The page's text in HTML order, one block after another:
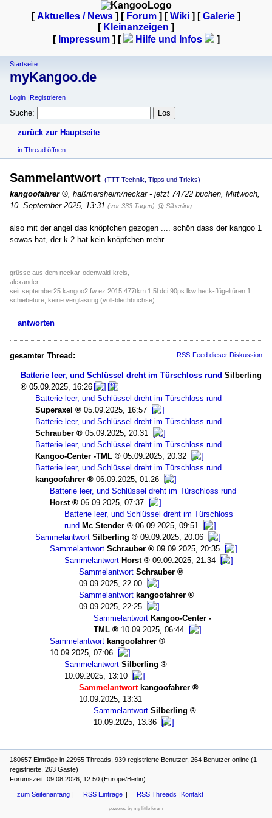
[Aktuelles / News ] [ Forum ] [Wiki ] [Galerie ]
[ Kleinanzeigen ]
[ Impressum] [ Hilfe und Infos ]
Startseite
myKangoo.de
Login Registrieren
Suche:
zurück zur Hauptseite
in Thread öffnen
Sammelantwort (TTT-Technik, Tipps und Tricks)
kangoofahrer haßmersheim/neckar - jetzt 74722 buchen Mittwoch,
10. September 2025, 13:31 (vor 333 Tagen) @ Silberling
also mit der angel das knöpfchen gezogen .... schön dass der kangoo 1
sowas hat, der k 2 hat kein knöpfchen mehr
--
grüsse aus dem neckar-odenwald-kreis,
alexander
seit september25 kangoo2 fw ez 2015 477tkm 1,5l dci 90ps lkw heck-flügeltüren 1
schiebetüre, keine verglasung (voll-blechbüchse)
antworten
gesamter Thread: RSS-Feed dieser Diskussion
Batterie leer, und Schlüssel dreht im Türschloss rund Silberling
05.09.2025, 16:26
Batterie leer, und Schlüssel dreht im Türschloss rund
Superaxel
05.09.2025, 16:57
Batterie leer, und Schlüssel dreht im Türschloss rund
Schrauber
05.09.2025, 20:31
Batterie leer, und Schlüssel dreht im Türschloss rund
Kangoo-Center -TML
05.09.2025, 20:32
Batterie leer, und Schlüssel dreht im Türschloss rund
kangoofahrer
06.09.2025, 01:26
Batterie leer, und Schlüssel dreht im Türschloss rund
Horst
06.09.2025, 07:37
Batterie leer, und Schlüssel dreht im Türschloss
rund Mc Stender
06.09.2025, 09:51
Sammelantwort Silberling
09.09.2025, 20:06
Sammelantwort Schrauber
09.09.2025, 20:35
Sammelantwort Horst
09.09.2025, 21:34
Sammelantwort Schrauber
09.09.2025, 22:00
Sammelantwort kangoofahrer
09.09.2025, 22:25
Sammelantwort Kangoo-Center -
TML
10.09.2025, 06:44
Sammelantwort kangoofahrer
10.09.2025, 07:06
Sammelantwort Silberling
10.09.2025, 13:10
Sammelantwort kangoofahrer
10.09.2025, 13:31
Sammelantwort Silberling
10.09.2025, 13:36
180657 Einträge in 22955 Threads, 939 registrierte Benutzer, 264 Benutzer online (1
registrierte, 263 Gäste)
Forumszeit: 09.08.2026, 12:50 (Europe/Berlin)
zum Seitenanfang RSS Einträge RSS Threads Kontakt
powered by my little forum